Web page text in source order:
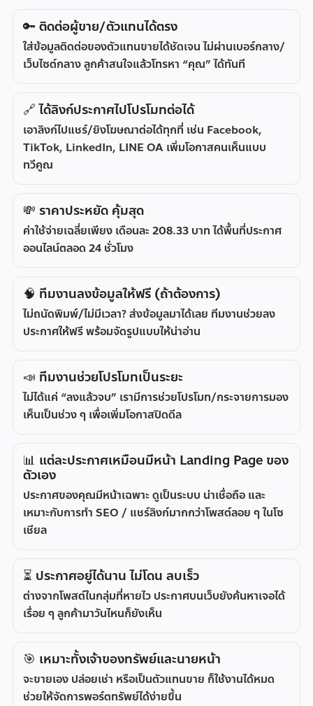
🔑 ติดต่อผู้ขาย/ตัวแทนได้ตรง
ใส่ข้อมูลติดต่อของตัวแทนขายได้ชัดเจนไม่ผ่านเบอร์กลาง/
เว็บไซต์กลางลูกค้าสนใจแล้วโทรหา “คุณ” ได้ทันที
🔗 ได้ลิงก์ประกาศไปโปรโมทต่อได้
เอาลิงก์ไปแชร์/ยิงโฆษณาต่อได้ทุกที่ เช่น Facebook,
TikTok, LinkedIn, LINE OA เพิ่มโอกาสคนเห็นแบบ
ทวีคูณ
💸 ราคาประหยัด คุ้มสุด
ค่าใช้จ่ายเฉลี่ยเพียง เดือนละ 208.33 บาทได้พื้นที่ประกาศ
ออนไลน์ตลอด 24 ชั่วโมง
🧠 ทีมงานลงข้อมูลให้ฟรี (ถ้าต้องการ)
ไม่ถนัดพิมพ์/ไม่มีเวลา? ส่งข้อมูลมาได้เลย ทีมงานช่วยลง
ประกาศให้ฟรีพร้อมจัดรูปแบบให้น่าอ่าน
📣 ทีมงานช่วยโปรโมทเป็นระยะ
ไม่ได้แค่ “ลงแล้วจบ” เรามีการช่วยโปรโมท/กระจายการมอง
เห็นเป็นช่วง ๆ เพื่อเพิ่มโอกาสปิดดีล
📊 แต่ละประกาศเหมือนมีหน้า Landing Page ของ
ตัวเอง
ประกาศของคุณมีหน้าเฉพาะ ดูเป็นระบบ น่าเชื่อถือ และ
เหมาะกับการทำ SEO / แชร์ลิงก์มากกว่าโพสต์ลอย ๆ ในโซ
เชียล
⏳ ประกาศอยู่ได้นาน ไม่โดน ลบเร็ว
ต่างจากโพสต์ในกลุ่มที่หายไว ประกาศบนเว็บยังค้นหาเจอได้
เรื่อย ๆ ลูกค้ามาวันไหนก็ยังเห็น
🎯 เหมาะทั้งเจ้าของทรัพย์และนายหน้า
จะขายเอง ปล่อยเช่า หรือเป็นตัวแทนขาย ก็ใช้งานได้หมด
ช่วยให้จัดการพอร์ตทรัพย์ได้ง่ายขึ้น